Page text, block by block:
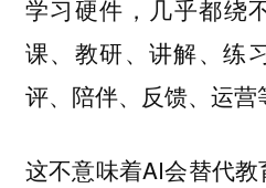
学习硬件，几乎都绕
课、教研、讲解、练
评、陪伴、反馈、运营
这不意味着AI会替代